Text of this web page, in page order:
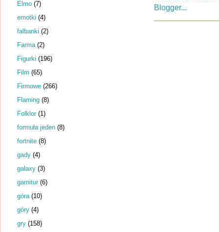
Elmo (7)
emotki (4)
falbanki (2)
Farma (2)
Figurki (196)
Film (65)
Firmowe (266)
Flaming (8)
Folklor (1)
formuła jeden (8)
fortnite (8)
gady (4)
galaxy (3)
garnitur (6)
góra (10)
góry (4)
gry (158)